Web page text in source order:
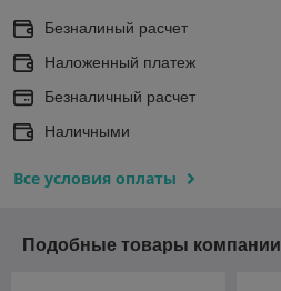
Безналиный расчет
Наложенный платеж
Безналичный расчет
Наличными
Все условия оплаты
Подобные товары компании